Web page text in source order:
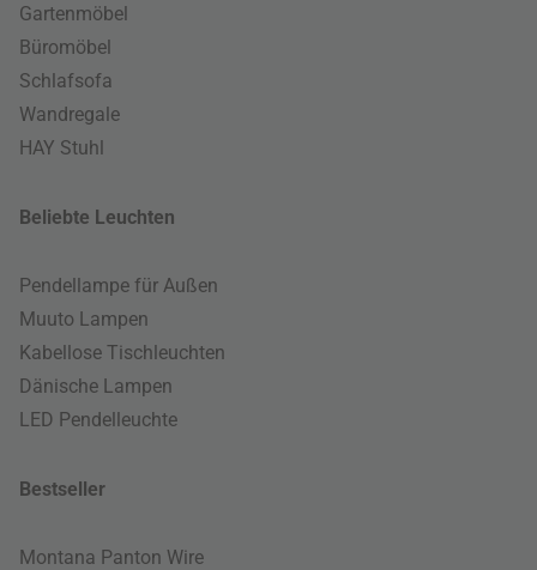
Gartenmöbel
Büromöbel
Schlafsofa
Wandregale
HAY Stuhl
Beliebte Leuchten
Pendellampe für Außen
Muuto Lampen
Kabellose Tischleuchten
Dänische Lampen
LED Pendelleuchte
Bestseller
Montana Panton Wire